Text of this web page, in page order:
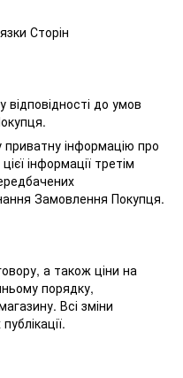
Сторін
до умов
інформацію про
інформації третім
Замовлення Покупця.
а також ціни на
порядку,
Всі зміни